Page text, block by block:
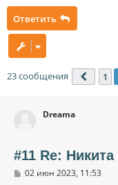
Ответить
23 сообщения Пред.
1
Dreama
#11 Re: Никита
С02 июн 2023, 11:53